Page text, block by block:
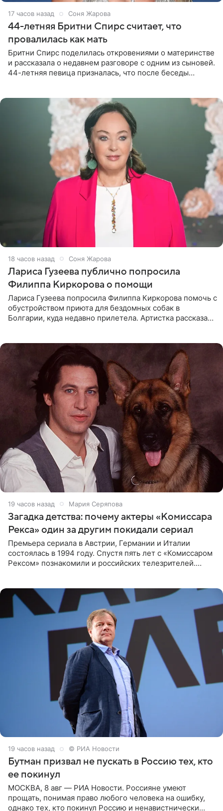
17 часов назад Соня Жарова
44-летняя Бритни Спирс считает, что
провалилась как мать
Бритни Спирс поделилась откровениями о материнстве
и рассказала о недавнем разговоре с одним из сыновей.
44-летняя певица призналась, что после беседы
18 часов назад Соня Жарова
Лариса Гузеева публично попросила
Филиппа Киркорова о помощи
Лариса Гузеева попросила Филиппа Киркорова помочь с
обустройством приюта для бездомных собак в
Болгарии, куда недавно прилетела. Артистка рассказала
19 часов назад Мария Серяпова
Загадка детства: почему актеры «Комиссара
Рекса» один за другим покидали сериал
Премьера сериала в Австрии, Германии и Италии
состоялась в 1994 году. Спустя пять лет с «Комиссаром
Рексом» познакомили и российских телезрителей.
19 часов назад © РИА Новости
Бутман призвал не пускать в Россию тех, кто
ее покинул
МОСКВА, 8 авг — РИА Новости. Россияне умеют
прощать, понимая право любого человека на ошибку,
однако тех, кто покинул Россию и ненавистнически